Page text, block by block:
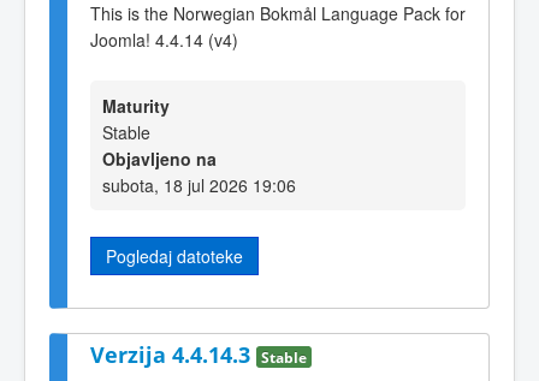
This is the Norwegian Bokmål Language Pack for
Joomla! 4.4.14 (v4)
Maturity
Stable
Objavljeno na
subota, 18 jul 2026 19:06
Pogledaj datoteke
Verzija 4.4.14.3 Stable